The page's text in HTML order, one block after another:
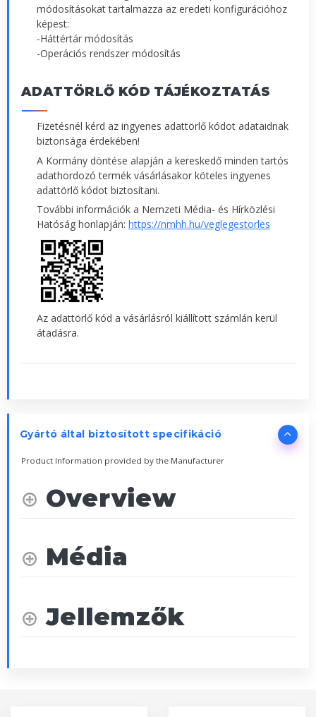
módosításokat tartalmazza az eredeti konfigurációhoz
képest:
-Háttértár módosítás
-Operációs rendszer módosítás
ADATTÖRLŐ KÓD TÁJÉKOZTATÁS
Fizetésnél kérd az ingyenes adattörlő kódot adataidnak
biztonsága érdekében!
A Kormány döntése alapján a kereskedő minden tartós
adathordozó termék vásárlásakor köteles ingyenes
adattörlő kódot biztosítani.
További információk a Nemzeti Média- és Hírközlési
Hatóság honlapján: https://nmhh.hu/veglegestorles
Az adattörlő kód a vásárlásról kiállított számlán kerül
átadásra.
Gyártó által biztosított specifikáció
Product Information provided by the Manufacturer
Overview
Média
Jellemzők